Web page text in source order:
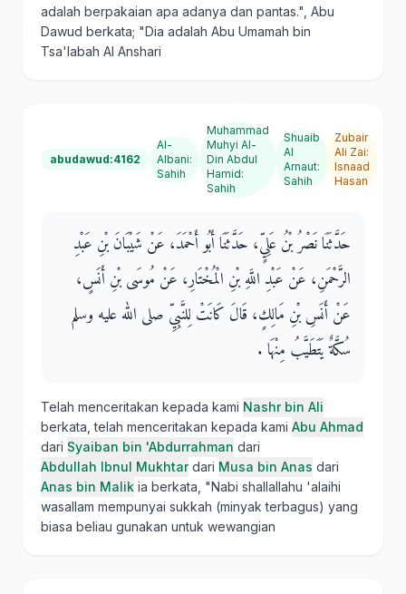
adalah berpakaian apa adanya dan pantas.", Abu
Dawud berkata; "Dia adalah Abu Umamah bin
Tsa'labah Al Anshari
abudawud:4162
Al-
Albani:
Sahih
Muhammad
Muhyi Al-
Din Abdul
Hamid:
Sahih
Shuaib
Al
Arnaut:
Sahih
Zubair
Ali Zai:
Isnaad
Hasan
حَدَّثَنَا نَصْرُ بْنُ عَلِيٍّ، حَدَّثَنَا أَبُو أَحْمَدَ، عَنْ شَيْبَانَ بْنِ عَبْدِ
الرَّحْمَنِ، عَنْ عَبْدِ اللَّهِ بْنِ الْمُخْتَارِ، عَنْ مُوسَى بْنِ أَنَسٍ،
عَنْ أَنَسِ بْنِ مَالِكٍ، قَالَ كَانَتْ لِلنَّبِيِّ صلى الله عليه وسلم
سُكَّةٌ يَتَطَيَّبُ مِنْهَا ‏.‏
Telah menceritakan kepada kami Nashr bin Ali
berkata, telah menceritakan kepada kami Abu Ahmad
dari Syaiban bin 'Abdurrahman dari
Abdullah Ibnul Mukhtardari Musa bin Anas dari
Anas bin Malik ia berkata, "Nabi shallallahu 'alaihi
wasallam mempunyai sukkah (minyak terbagus) yang
biasa beliau gunakan untuk wewangian